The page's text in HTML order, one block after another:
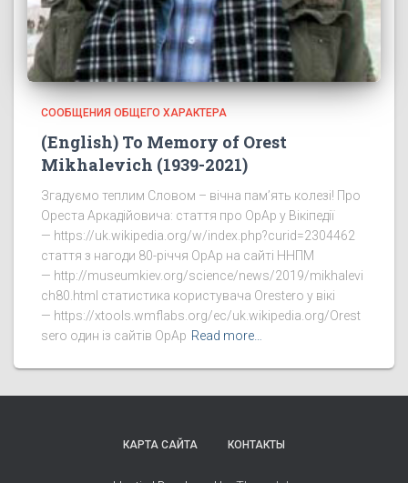
СООБЩЕНИЯ ОБЩЕГО ХАРАКТЕРА
(English) To Memory of Orest
Mikhalevich (1939-2021)
Згадуємо теплим Словом – вічна пам’ять колезі! Про
Ореста Аркадійовича: стаття про ОрАр у Вікіпедії
— https://uk.wikipedia.org/w/index.php?curid=2304462
стаття з нагоди 80-річчя ОрАр на сайті ННПМ
— http://museumkiev.org/science/news/2019/mikhalevi
ch80.html статистика користувача Orestero у вікі
— https://xtools.wmflabs.org/ec/uk.wikipedia.org/Orest
sero один із сайтів ОрАр Read more…
КАРТА САЙТА КОНТАКТЫ